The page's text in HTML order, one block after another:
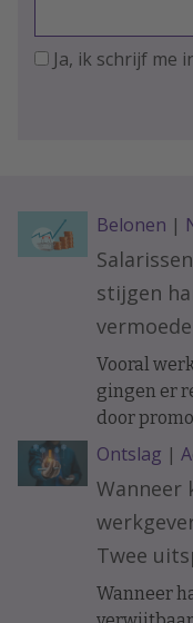
Ja, ik schrijf me
Belonen |
stijgen
Vooral
gingen er
door
vakblad
Ontslag |
Wanneer
Twee
Wanneer